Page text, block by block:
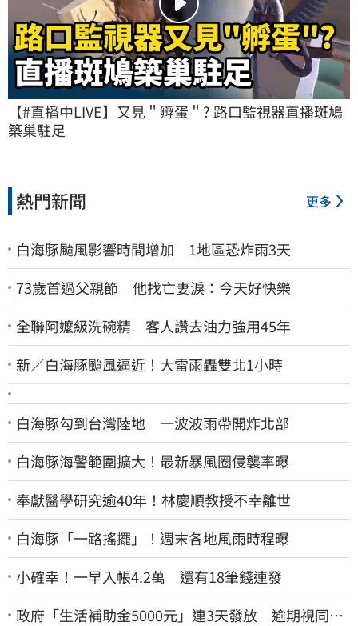
【#直播中LIVE】又見＂孵蛋＂? 路口監視器直播斑鳩
築巢駐足
熱門新聞 更多
白海豚颱風影響時間增加 1地區恐炸雨3天
73歲首過父親節 他找亡妻淚：今天好快樂
全聯阿嬤級洗碗精 客人讚去油力強用45年
新／白海豚颱風逼近！大雷雨轟雙北1小時
白海豚勾到台灣陸地 一波波雨帶開炸北部
白海豚海警範圍擴大！最新暴風圈侵襲率曝
奉獻醫學研究逾40年！林慶順教授不幸離世
白海豚「一路搖擺」！週末各地風雨時程曝
小確幸！一早入帳4.2萬 還有18筆錢連發
政府「生活補助金5000元」連3天發放 逾期視同放